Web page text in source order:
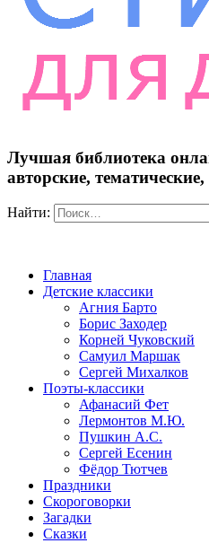
Лучшая библиотека
авторские,
Найти:
Главная
Детские классики
Агния Барто
Борис Заходер
Корней Чуковский
Самуил Маршак
Сергей Михалков
Поэты-классики
Афанасий Фет
Лермонтов М.Ю.
Пушкин А.С.
Сергей Есенин
Фёдор Тютчев
Праздники
Скороговорки
Загадки
Сказки